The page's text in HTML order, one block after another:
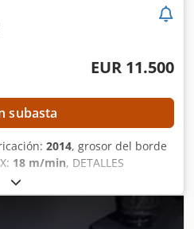
EUR 11.500
subasta
2014, grosor del borde
18 m/min, DETALLES
la pieza de trabajo Altura
máxima de la placa: 60
70 mm Espesor mínimo